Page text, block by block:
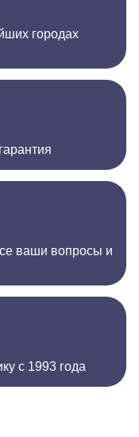
городах
ваши вопросы и
с 1993 года